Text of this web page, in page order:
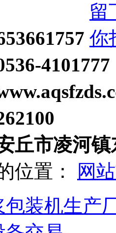
4101777
丘市凌河镇
位置：
网
包装机生产